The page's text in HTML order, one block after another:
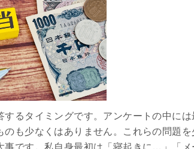
するタイミングです。アンケートの中に
も少なくはありません。これらの問題
事です。私自身最初は「寝起きに…」「